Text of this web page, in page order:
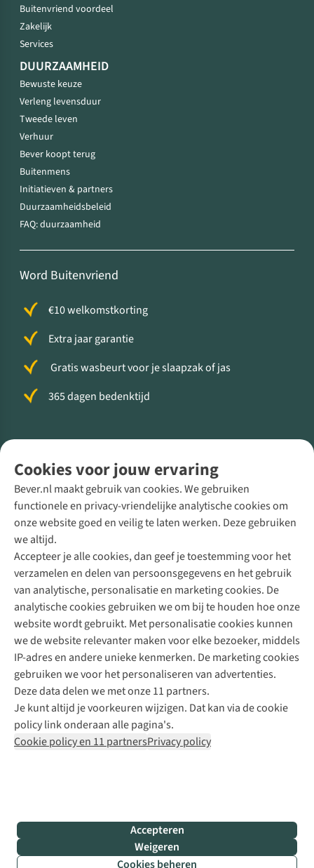
Cookies voor jouw ervaring
Bever.nl maakt gebruik van cookies. We gebruiken
functionele en privacy-vriendelijke analytische cookies om
onze website goed en veilig te laten werken. Deze gebruiken
we altijd.
Accepteer je alle cookies, dan geef je toestemming voor het
verzamelen en delen van persoonsgegevens en het gebruik
van analytische, personalisatie en marketing cookies. De
analytische cookies gebruiken we om bij te houden hoe onze
website wordt gebruikt. Met personalisatie cookies kunnen
we de website relevanter maken voor elke bezoeker, middels
IP-adres en andere unieke kenmerken. De marketing cookies
gebruiken we voor het personaliseren van advertenties.
Deze data delen we met onze 11 partners.
Je kunt altijd je voorkeuren wijzigen. Dat kan via de cookie
policy link onderaan alle pagina's.
Cookie policy en 11 partnersPrivacy policy
Accepteren
Weigeren
Cookies beheren
Buitenvriend voordeel
Zakelijk
Services
DUURZAAMHEID
Bewuste keuze
Verleng levensduur
Tweede leven
Verhuur
Bever koopt terug
Buitenmens
Initiatieven & partners
Duurzaamheidsbeleid
FAQ: duurzaamheid
Word Buitenvriend
€10 welkomstkorting
Extra jaar garantie
Gratis wasbeurt voor je slaapzak of jas
365 dagen bedenktijd
Direct advies van een Buitenexpert
+31 (0)85 888 50 88
+31 6 12 28 49 80
Contactformulier
Bever
B.V.